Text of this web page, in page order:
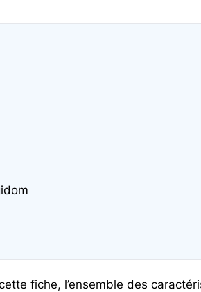
fiche, l’ensemble des